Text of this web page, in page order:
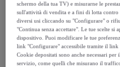
Consegna
schermo della tua TV) e misurarne le
sull'attività di vendita e a fini di lotta contro
diversi usi cliccando su "Configurare" o
"Continua senza accettare". Le tue scelte si
dispositivo. Puoi modificare le tue
link "Configurare" accessibile tramite il
Cookie depositati sono anche necessari
servizio, come quelli che misurano il